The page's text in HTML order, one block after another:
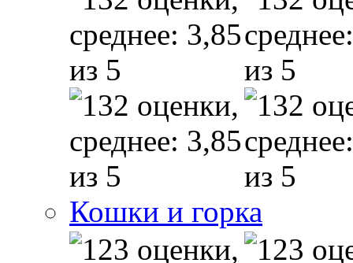
Кошки и горка